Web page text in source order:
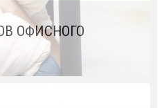
ОФИСНОГО